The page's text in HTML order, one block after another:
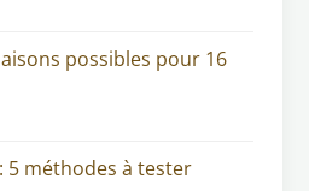
possibles pour 16
5 méthodes à tester